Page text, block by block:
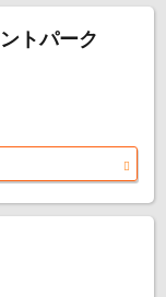
トパーク